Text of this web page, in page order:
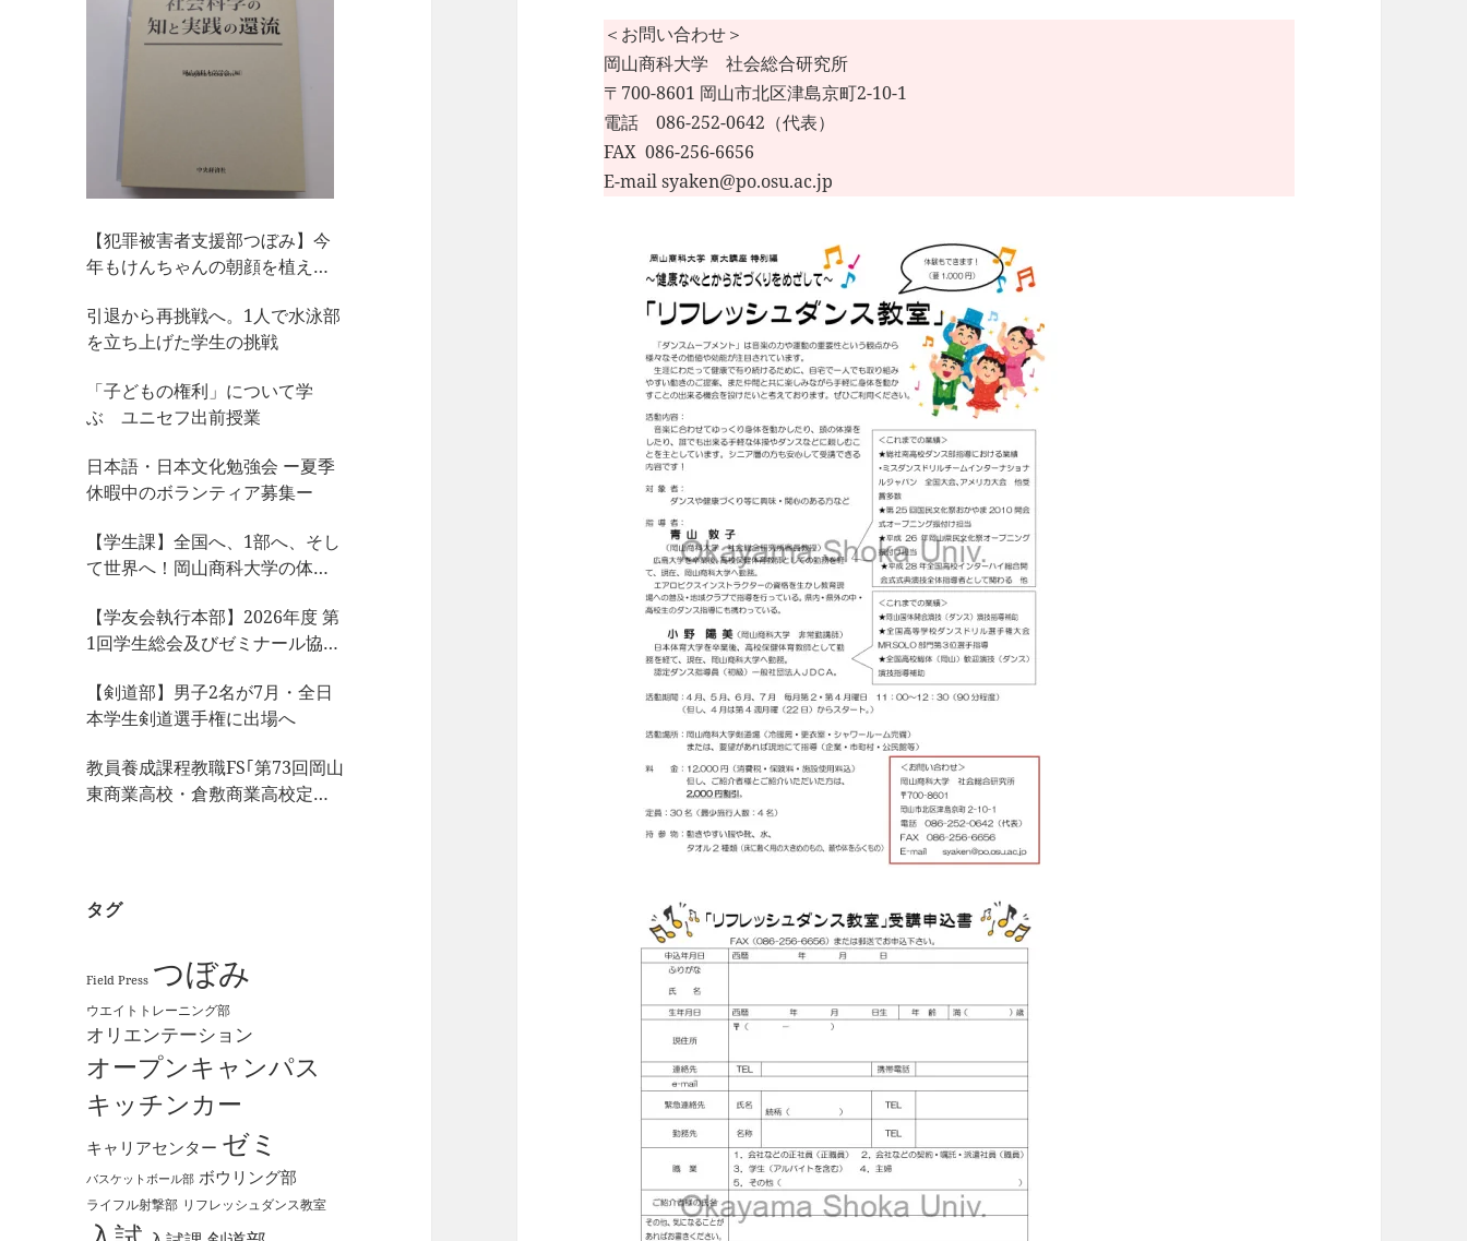
【犯罪被害者支援部つぼみ】今
年もけんちゃんの朝顔を植えま
引退から再挑戦へ。1人で水泳部
を立ち上げた学生の挑戦
「子どもの権利」について学
ぶ ユニセフ出前授業
日本語・日本文化勉強会 ー夏季
休暇中のボランティア募集ー
【学生課】全国へ、1部へ、そし
て世界へ！岡山商科大学の体育
動！
【学友会執行本部】2026年度 第
1回学生総会及びゼミナール協議
ました！
【剣道部】男子2名が7月・全日
本学生剣道選手権に出場へ
教員養成課程教職FS｢第73回岡山
東商業高校・倉敷商業高校定期
タグ
Field Press つぼみ
ウエイトトレーニング部
オリエンテーション
オープンキャンパス
キッチンカー
キャリアセンター ゼミ
バスケットボール部 ボウリング部
ライフル射撃部 リフレッシュダンス教室
＜お問い合わせ＞
岡山商科大学 社会総合研究所
〒700-8601 岡山市北区津島京町2-10-1
電話 086-252-0642（代表）
FAX 086-256-6656
E-mail syaken@po.osu.ac.jp